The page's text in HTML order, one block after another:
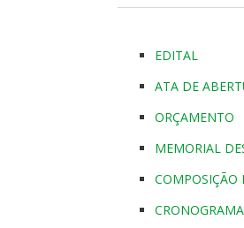
EDITAL
ATA DE
ORÇAMENTO
MEMORIAL
COMPOSIÇÃO
CRONOGRAMA